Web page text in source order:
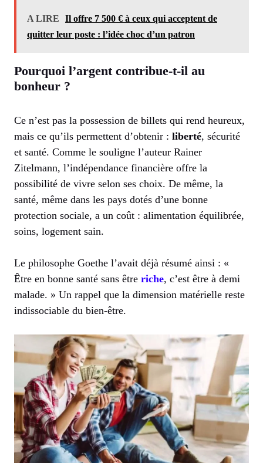
A LIRE
Il offre 7 500 € à ceux qui acceptent de
quitter leur poste : l’idée choc d’un patron
Pourquoi l’argent contribue-t-il au
bonheur ?
Ce n’est pas la possession de billets qui rend heureux,
mais ce qu’ils permettent d’obtenir : liberté, sécurité
et santé. Comme le souligne l’auteur Rainer
Zitelmann, l’indépendance financière offre la
possibilité de vivre selon ses choix. De même, la
santé, même dans les pays dotés d’une bonne
protection sociale, a un coût : alimentation équilibrée,
soins, logement sain.
Le philosophe Goethe l’avait déjà résumé ainsi : «
Être en bonne santé sans être riche, c’est être à demi
malade. » Un rappel que la dimension matérielle reste
indissociable du bien-être.